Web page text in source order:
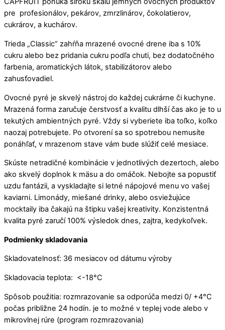
pre profesionálov, pekárov, zmrzlinárov, čokolatierov,
cukrárov, a kuchárov.
Trieda „Classic“ zahŕňa mrazené ovocné drene iba s 10%
cukru alebo bez pridania cukru podľa chuti, bez dodatočného
farbenia, aromatických látok, stabilizátorov alebo
zahusťovadiel.
Ovocné pyré je skvelý nástroj do každej cukrárne či kuchyne.
Mrazená forma zaručuje čerstvosť a kvalitu dlhší čas ako je to u
tekutých ambientných pyré. Vždy si vyberiete iba toľko, koľko
naozaj potrebujete. Po otvorení sa so spotrebou nemusíte
ponáhľať, v mrazenom stave vám bude slúžiť celé mesiace.
Skúste netradičné kombinácie v jednotlivých dezertoch, alebo
ako skvelý doplnok k mäsu a do omáčok. Nebojte sa popustiť
uzdu fantázii, a vyskladajte si letné nápojové menu vo vašej
kaviarni. Limonády, miešané drinky, alebo osviežujúce
mocktaily iba čakajú na štipku vašej kreativity. Konzistentná
kvalita pyré zaručí 100% výsledok dnes, zajtra, kedykoľvek.
Podmienky skladovania
Skladovatelnosť: 36 mesiacov od dátumu výroby
Skladovacia teplota: <-18°C
Spôsob použitia: rozmrazovanie sa odporúča medzi 0/ +4°C
počas približne 24 hodín. je to možné v teplej vode alebo v
mikrovlnej rúre (program rozmrazovania)